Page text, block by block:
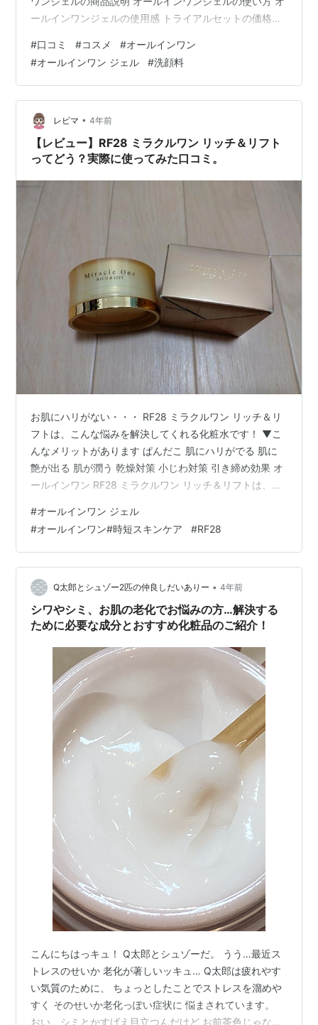
ールインワンジェルの使用感 トライアルセットの価格
ました。 トライアルセットはマイルドウォッシュとオー
ルインワンジェル約1週間分のセットです。 使い切ったの
で使い心地や実感できた効果などをレビューしていきま
す。 【洗顔料】マイルドウォッシュ ブランド名:L'EAU
ANGE ロ・アンジュ 容量 50ml マイルドウォッシュの商
品説…
#口コミ #コスメ #オールインワン
#オールインワン ジェル #洗顔料
レビマ • 4年前
【レビュー】RF28 ミラクルワン リッチ＆リフト
ってどう？実際に使ってみた口コミ。
お肌にハリがない・・・ RF28 ミラクルワン リッチ＆リ
フトは、こんな悩みを解決してくれる化粧水です！ ▼こ
んなメリットがあります ぱんだこ 肌にハリがでる 肌に
艶が出る 肌が潤う 乾燥対策 小じわ対策 引き締め効果 オ
ールインワン RF28 ミラクルワン リッチ＆リフトは、肌
これ1つで化粧水・乳液・美容液・クリーム・オイル・パ
ックの役割を果たします。 独自の特殊浸透技術と贅沢に
配合したトリプルコラーゲンやエイジングケア成分を肌
の奥深く、すみずみまで届けて密封し、翌朝の肌にピン
っとしたハリ・弾力をもたらします。 ぱんだこ それで
は、RF28…
#オールインワン ジェル
#オールインワン#時短スキンケア #RF28
Q太郎とシュゾー2匹の仲良しだいありー • 4年前
シワやシミ、お肌の老化でお悩みの方…解決する
ために必要な成分とおすすめ化粧品のご紹介！
こんにちはっキュ！ Q太郎とシュゾーだ。 うう…最近ス
トレスのせいか 老化が著しいッキュ… Q太郎は疲れやす
い気質のために、 ちょっとしたことでストレスを溜めや
すく そのせいか老化っぽい症状に 悩まされています。
おい、シミとかすげえ目立つんだけど お前茶色じゃない